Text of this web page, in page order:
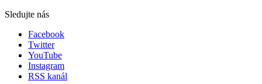
Sledujte nás
Facebook
Twitter
YouTube
Instagram
RSS kanál